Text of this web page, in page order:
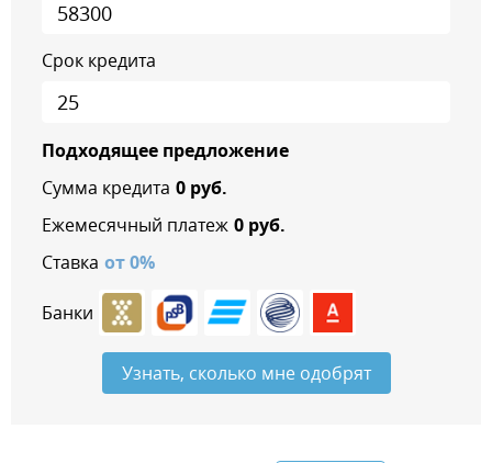
Срок кредита
Подходящее предложение
Сумма кредита 0руб.
Ежемесячный платеж 0руб.
Ставка от0%
Банки
Узнать, сколько мне одобрят